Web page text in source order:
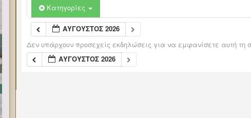
Κατηγορίες
ΑΎΓΟΥΣΤΟΣ 2026
Δεν υπάρχουν προσεχείς εκδηλώσεις για να εμφανίσετε αυτή τη
ΑΎΓΟΥΣΤΟΣ 2026